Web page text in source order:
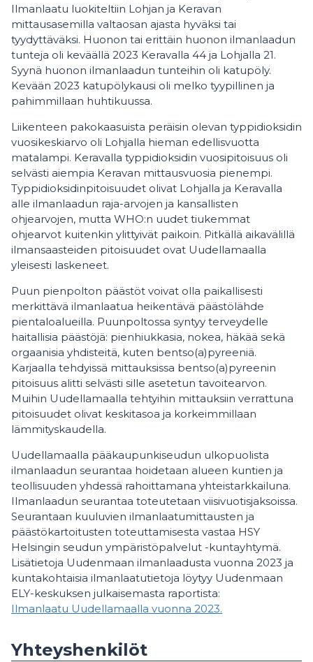
Ilmanlaatu luokiteltiin Lohjan ja Keravan
mittausasemilla valtaosan ajasta hyväksi tai
tyydyttäväksi. Huonon tai erittäin huonon ilmanlaadun
tunteja oli keväällä 2023 Keravalla 44 ja Lohjalla 21.
Syynä huonon ilmanlaadun tunteihin oli katupöly.
Kevään 2023 katupölykausi oli melko tyypillinen ja
pahimmillaan huhtikuussa.
Liikenteen pakokaasuista peräisin olevan typpidioksidin
vuosikeskiarvo oli Lohjalla hieman edellisvuotta
matalampi. Keravalla typpidioksidin vuosipitoisuus oli
selvästi aiempia Keravan mittausvuosia pienempi.
Typpidioksidinpitoisuudet olivat Lohjalla ja Keravalla
alle ilmanlaadun raja-arvojen ja kansallisten
ohjearvojen, mutta WHO:n uudet tiukemmat
ohjearvot kuitenkin ylittyivät paikoin. Pitkällä aikavälillä
ilmansaasteiden pitoisuudet ovat Uudellamaalla
yleisesti laskeneet.
Puun pienpolton päästöt voivat olla paikallisesti
merkittävä ilmanlaatua heikentävä päästölähde
pientaloalueilla. Puunpoltossa syntyy terveydelle
haitallisia päästöjä: pienhiukkasia, nokea, häkää sekä
orgaanisia yhdisteitä, kuten bentso(a)pyreeniä.
Karjaalla tehdyissä mittauksissa bentso(a)pyreenin
pitoisuus alitti selvästi sille asetetun tavoitearvon.
Muihin Uudellamaalla tehtyihin mittauksiin verrattuna
pitoisuudet olivat keskitasoa ja korkeimmillaan
lämmityskaudella.
Uudellamaalla pääkaupunkiseudun ulkopuolista
ilmanlaadun seurantaa hoidetaan alueen kuntien ja
teollisuuden yhdessä rahoittamana yhteistarkkailuna.
Ilmanlaadun seurantaa toteutetaan viisivuotisjaksoissa.
Seurantaan kuuluvien ilmanlaatumittausten ja
päästökartoitusten toteuttamisesta vastaa HSY
Helsingin seudun ympäristöpalvelut -kuntayhtymä.
Lisätietoja Uudenmaan ilmanlaadusta vuonna 2023 ja
kuntakohtaisia ilmanlaatutietoja löytyy Uudenmaan
ELY-keskuksen julkaisemasta raportista:
Ilmanlaatu Uudellamaalla vuonna 2023.
Yhteyshenkilöt